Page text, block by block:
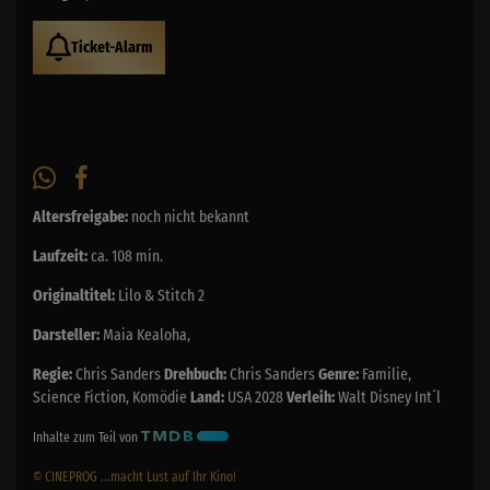
Ticket-Alarm
Altersfreigabe: noch nicht bekannt
Laufzeit:ca. 108 min.
Originaltitel: Lilo & Stitch 2
Darsteller: Maia Kealoha,
Regie:Chris SandersDrehbuch:Chris SandersGenre: Familie,
Science Fiction, Komödie Land: USA 2028Verleih:Walt Disney Int´l
Inhalte zum Teil von
© CINEPROG ...macht Lust auf Ihr Kino!